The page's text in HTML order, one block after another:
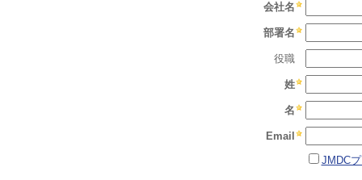
会社名
部署名
役職
姓
名
Email
JMDC